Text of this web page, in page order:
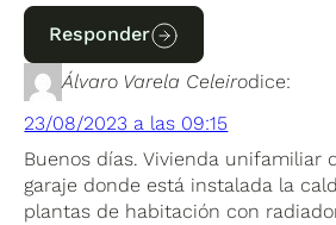
Responder
Álvaro Varela Celeirodice:
23/08/2023 a las 09:15
Buenos días. Vivienda unifamiliar
garaje donde está instalada la
plantas de habitación con